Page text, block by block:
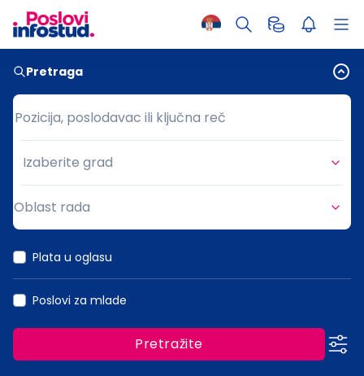
Pretraga
Pozicija, poslodavac ili ključna reč
Pozicija, poslodavac ili ključna reč
Grad
Izaberite grad
Oblast rada
Plata u oglasu
Poslovi za mlade
Pretražite